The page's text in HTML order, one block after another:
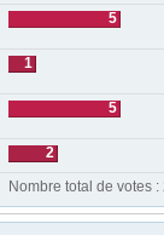
5
1
5
2
Nombre total de votes :